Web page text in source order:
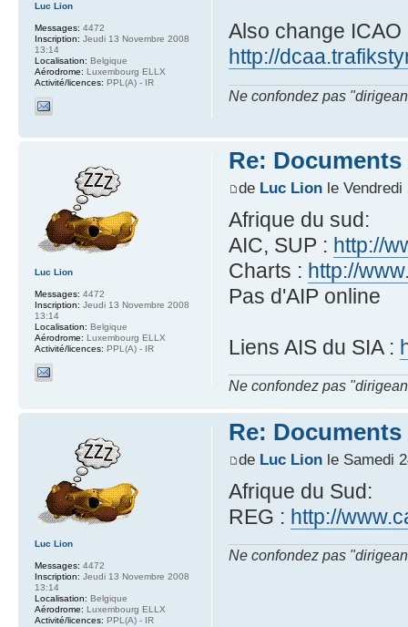
Also change ICAO
http://
Ne confondez pas
Luc Lion
Messages: 4472
Inscription: Jeudi 13 Novembre 2008
13:14
Localisation: Belgique
Aérodrome: Luxembourg ELLX
Activité/licences: PPL(A) - IR
Re:
de Luc Lionle Vendredi
Afrique du sud:
AIC, SUP : http://
Charts : http://
Pas d'AIP online
Liens AIS du SIA :
Ne confondez pas
Luc Lion
Messages: 4472
Inscription: Jeudi 13 Novembre 2008
13:14
Localisation: Belgique
Aérodrome: Luxembourg ELLX
Activité/licences: PPL(A) - IR
Re:
de Luc Lionle Samedi
Afrique du Sud:
REG : http://
Ne confondez pas
Luc Lion
Messages: 4472
Inscription: Jeudi 13 Novembre 2008
13:14
Localisation: Belgique
Aérodrome: Luxembourg ELLX
Activité/licences: PPL(A) - IR